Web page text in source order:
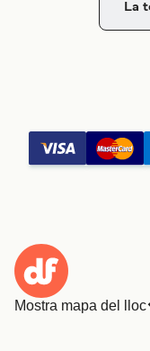
Mostra mapa del lloc